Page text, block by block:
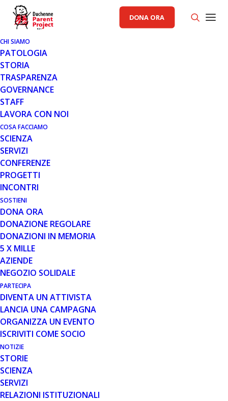
DONA ORA
CHI SIAMO
PATOLOGIA
STORIA
TRASPARENZA
GOVERNANCE
STAFF
LAVORA CON NOI
COSA FACCIAMO
SCIENZA
SERVIZI
CONFERENZE
PROGETTI
INCONTRI
SOSTIENI
DONA ORA
DONAZIONE REGOLARE
DONAZIONI IN MEMORIA
5 X MILLE
AZIENDE
NEGOZIO SOLIDALE
PARTECIPA
DIVENTA UN ATTIVISTA
LANCIA UNA CAMPAGNA
ORGANIZZA UN EVENTO
ISCRIVITI COME SOCIO
NOTIZIE
STORIE
SCIENZA
SERVIZI
RELAZIONI ISTITUZIONALI
31 LUG 2013
COMUNICATO 31.07.13
Barriere architettoniche, la Provincia di Ancona è
“fuorilegge” Pubblichiamo il comunicato di denuncia del
Coordinamento delle associazioni del…
Leggi tutto
MESE: LUGLIO 2013